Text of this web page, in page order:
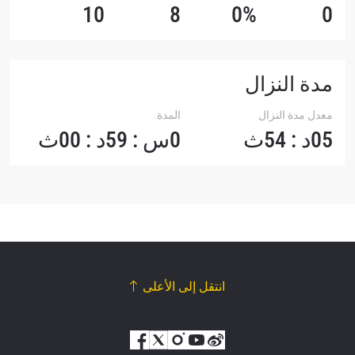
0
0%
8
10
مدة النزال
معدل مدة النزال
05د : 54ث
المدة
0س : 59د : 00ث
انتقل إلى الأعلى